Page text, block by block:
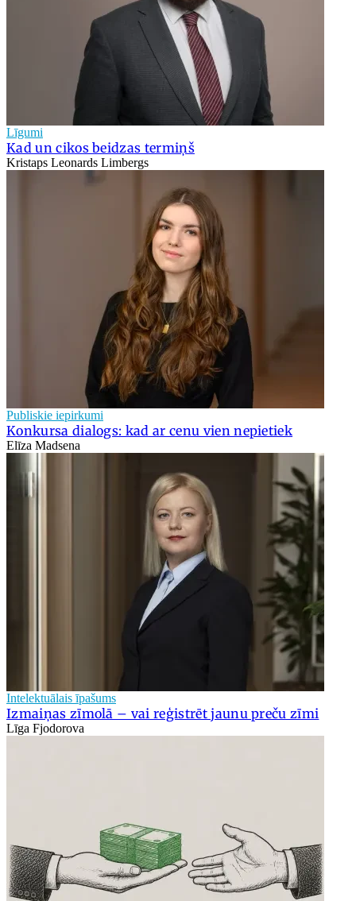
Līgumi
Kad un cikos beidzas termiņš
Kristaps Leonards Limbergs
Publiskie iepirkumi
Konkursa dialogs: kad ar cenu vien nepietiek
Elīza Madsena
Intelektuālais īpašums
Izmaiņas zīmolā – vai reģistrēt jaunu preču zīmi
Līga Fjodorova